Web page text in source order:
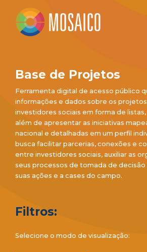
Base de Projetos
Ferramenta digital de acesso público
informações e dados sobre os
investidores sociais em forma de
além de apresentar as iniciativas
nacional e detalhadas em um perfil
busca facilitar parcerias, conexões e
entre investidores sociais, auxiliar as
seus processos de tomada de decisão
suas ações e a cases do campo.
Filtros:
Selecione o modo de visualização: